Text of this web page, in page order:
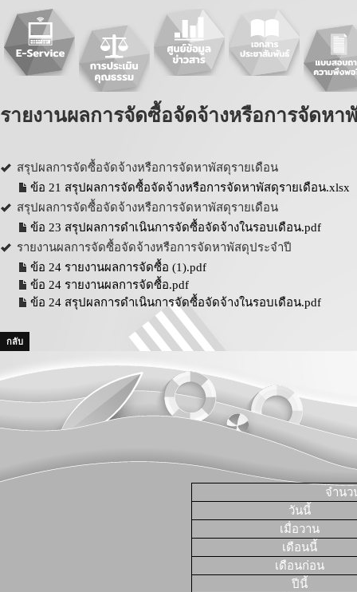
รายงานผลการจัดซื้อจัดจ้างหรือการจัดหา
สรุปผลการจัดซื้อจัดจ้างหรือการจัดหาพัสดุรายเดือน
ข้อ 21 สรุปผลการจัดซื้อจัดจ้างหรือการจัดหาพัสดุรายเดือน.xlsx
สรุปผลการจัดซื้อจัดจ้างหรือการจัดหาพัสดุรายเดือน
ข้อ 23 สรุปผลการดำเนินการจัดซื้อจัดจ้างในรอบเดือน.pdf
รายงานผลการจัดซื้อจัดจ้างหรือการจัดหาพัสดุประจำปี
ข้อ 24 รายงานผลการจัดซื้อ (1).pdf
ข้อ 24 รายงานผลการจัดซื้อ.pdf
ข้อ 24 สรุปผลการดำเนินการจัดซื้อจัดจ้างในรอบเดือน.pdf
กลับ
จำนว
วันนี้
เมื่อวาน
เดือนนี้
เดือนก่อน
ปีนี้